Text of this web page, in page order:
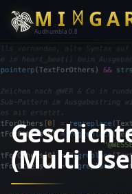
M I ᛞ G A
Audhumbla 0.8
(Multi